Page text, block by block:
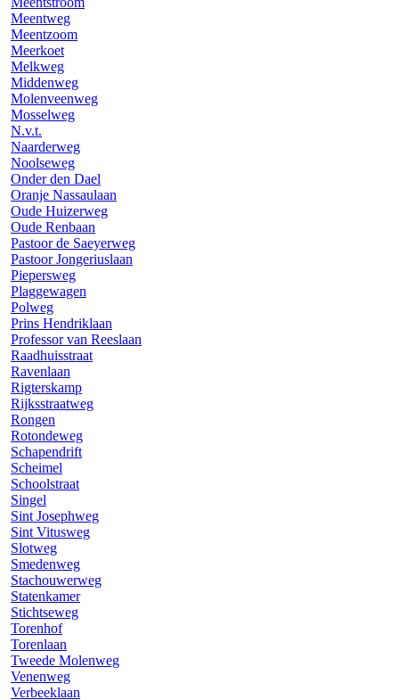
Meentweg
Meentzoom
Meerkoet
Melkweg
Middenweg
Molenveenweg
Mosselweg
N.v.t.
Naarderweg
Noolseweg
Onder den Dael
Oranje Nassaulaan
Oude Huizerweg
Oude Renbaan
Pastoor de Saeyerweg
Pastoor Jongeriuslaan
Piepersweg
Plaggewagen
Polweg
Prins Hendriklaan
Professor van Reeslaan
Raadhuisstraat
Ravenlaan
Rigterskamp
Rijksstraatweg
Rongen
Rotondeweg
Schapendrift
Scheimel
Schoolstraat
Singel
Sint Josephweg
Sint Vitusweg
Slotweg
Smedenweg
Stachouwerweg
Statenkamer
Stichtseweg
Torenhof
Torenlaan
Tweede Molenweg
Venenweg
Verbeeklaan